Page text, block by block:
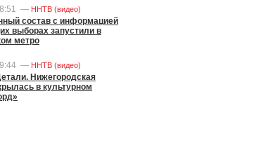
— ННТВ (видео)
состав с информацией
выборах запустили в
метро
— ННТВ (видео)
Нижегородская
в культурном